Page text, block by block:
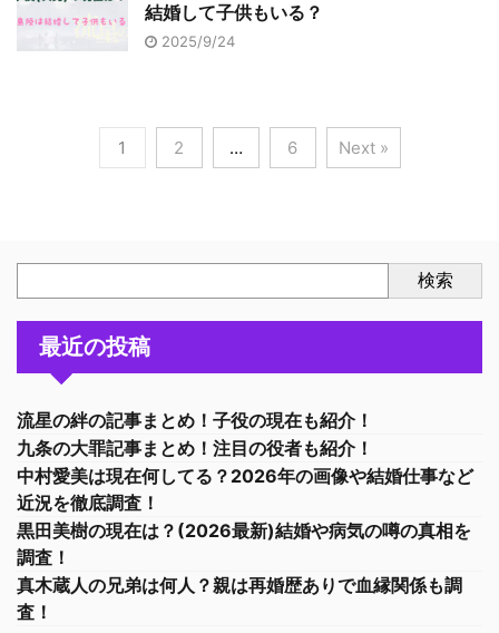
結婚して子供もいる？
2025/9/24
1 2 … 6 Next »
検索
最近の投稿
流星の絆の記事まとめ！子役の現在も紹介！
九条の大罪記事まとめ！注目の役者も紹介！
中村愛美は現在何してる？2026年の画像や結婚仕事など
近況を徹底調査！
黒田美樹の現在は？(2026最新)結婚や病気の噂の真相を
調査！
真木蔵人の兄弟は何人？親は再婚歴ありで血縁関係も調
査！